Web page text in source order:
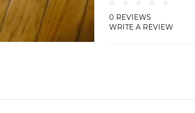
0 REVIEWS
WRITE A REVIEW